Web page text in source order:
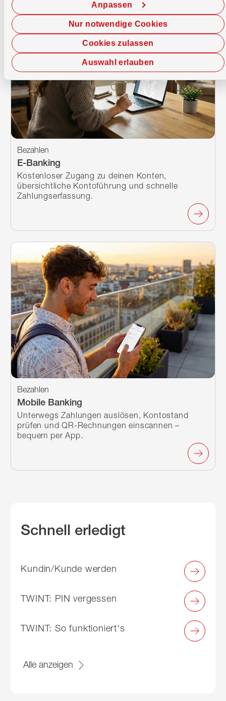
Cookies zulassen
Anpassen
Auswahl erlauben
Nur notwendige Cookies
E-Banking
Bezahlen
Kostenloser Zugang zu deinen Konten,
übersichtliche Kontoführung und schnelle
Zahlungserfassung.
Mehr erfahren
Mobile Banking
Bezahlen
Unterwegs Zahlungen auslösen, Kontostand
prüfen und QR-Rechnungen einscannen –
bequem per App.
Schnell erledigt
Kundin/Kunde werden
TWINT: PIN vergessen
TWINT: So funktioniert's
Alle anzeigen